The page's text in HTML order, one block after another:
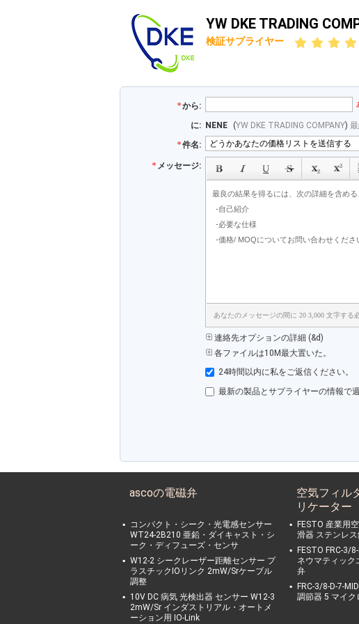
YW DKE TRADING
検証サプライヤー
から:
に: NENE (YW DKE TRADING COMPANY)
件名:
メッセージ:
あなたのメッセージの間に 20 3,000 文字する
連絡先オプションの詳細 (&d)
各ファイルは10M最大置いた。
24時間以内に私をご返信ください。
最新の製品とサプライヤーの情報で
ascoの電磁弁
コンパクト・シーク・光電感センサー
WT24-2B210 亜鉛・ダイキャスト・シ
ーク・ディフューズ・センサ
W12-2 シークレーザー距離センサー プ
ラスチックIOリンク 2mW/Srケーブル
調整
10V DC 病気 光検出器 センサー W12-3
2mW/Sr インダストリアル・オートメ
ーション用 IO-Link
空気フィル
リケーター
FESTO 産業用
滑器 ステンレ
FESTO FRC-3/
ネウマティック
弁
FRC-3/8-D-7-
調節器 5 マイ